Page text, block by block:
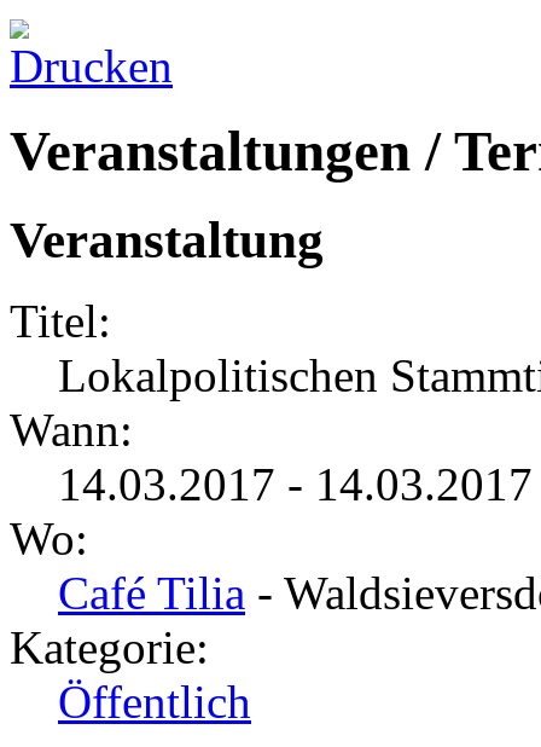
Veranstaltungen /
Veranstaltung
Titel:
Lokalpolitischen
Wann:
14.03.2017 -
Wo:
Café Tilia -
Kategorie:
Öffentlich